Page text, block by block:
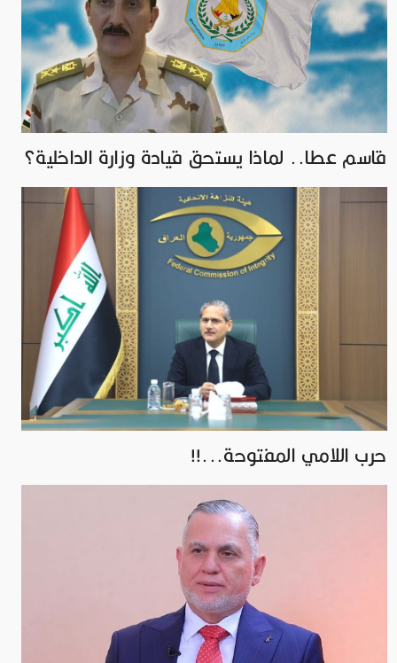
قاسم عطا.. لماذا يستحق قيادة وزارة الداخلية؟
حرب اللامي المفتوحة...!!